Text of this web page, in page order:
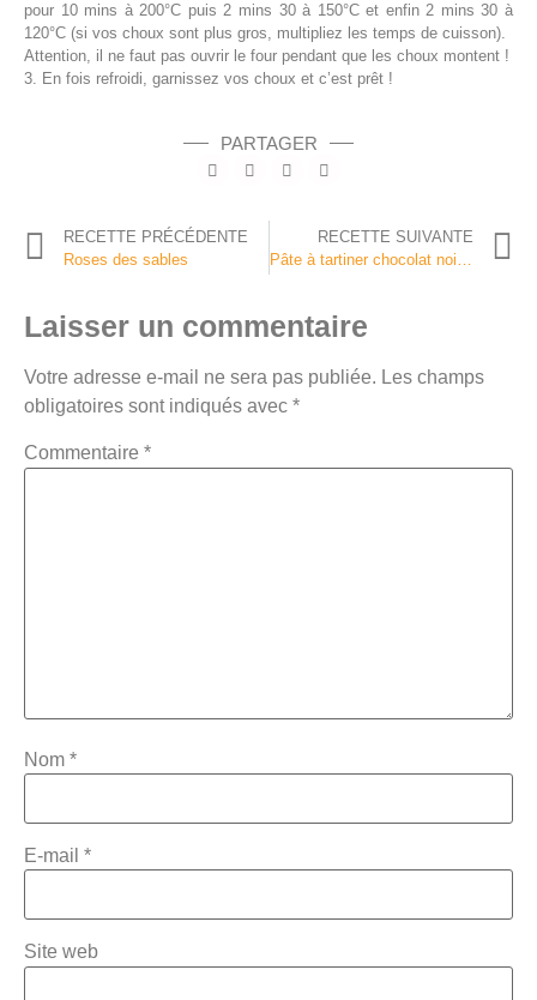
pour 10 mins à 200°C puis 2 mins 30 à 150°C et enfin 2 mins 30 à
120°C (si vos choux sont plus gros, multipliez les temps de cuisson).
Attention, il ne faut pas ouvrir le four pendant que les choux montent !
3. En fois refroidi, garnissez vos choux et c’est prêt !
PARTAGER
RECETTE PRÉCÉDENTE
Roses des sables
RECETTE SUIVANTE
Laisser un commentaire
Votre adresse e-mail ne sera pas publiée. Les champs
obligatoires sont indiqués avec *
Commentaire *
Nom *
E-mail *
Site web